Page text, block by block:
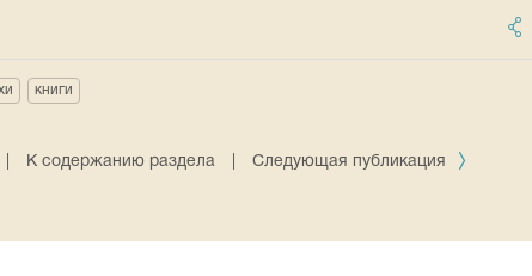
книги
К содержанию раздела Следующая публикация